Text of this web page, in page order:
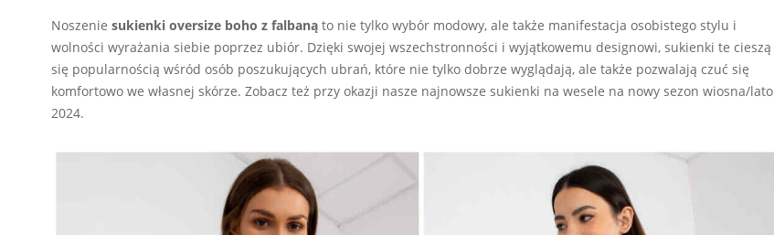
Noszenie sukienki oversize boho z falbaną to nie tylko wybór modowy, ale także manifestacja osobistego stylu i
wolności wyrażania siebie poprzez ubiór. Dzięki swojej wszechstronności i wyjątkowemu designowi, sukienki te cieszą
się popularnością wśród osób poszukujących ubrań, które nie tylko dobrze wyglądają, ale także pozwalają czuć się
komfortowo we własnej skórze. Zobacz też przy okazji nasze najnowsze sukienki na wesele na nowy sezon wiosna/lato
2024.